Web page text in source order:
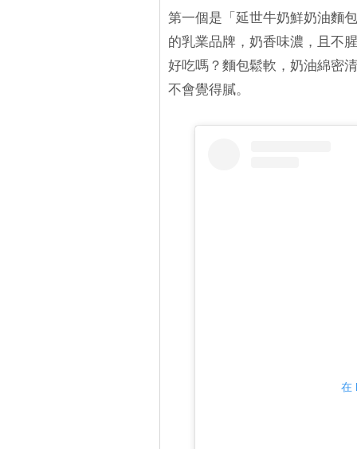
第一個是「延世牛奶鮮奶油麵
的乳業品牌，奶香味濃，且不
好吃嗎？麵包鬆軟，奶油綿密
不會覺得膩。
在